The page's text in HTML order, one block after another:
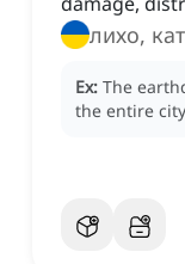
лихо,
Ex: The
the entire